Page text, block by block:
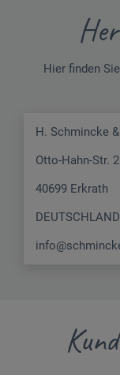
Hier finden
H. Schmincke
Otto-Hahn-Str. 2
40699 Erkrath
DEUTSCHLAND